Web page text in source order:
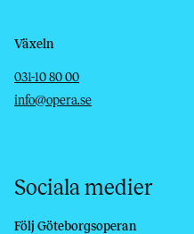
Växeln
Telefon
031-10 80 00
E-post
info@opera.se
Sociala medier
Följ Göteborgsoperan